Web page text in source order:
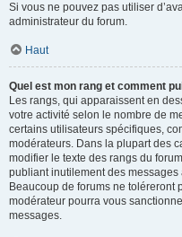
Si vous ne pouvez pas utiliser
administrateur du forum.
Haut
Quel est mon rang et comment
Les rangs, qui apparaissent en
votre activité selon le nombre de
certains utilisateurs spécifiques,
modérateurs. Dans la plupart des
modifier le texte des rangs du
publiant inutilement des messages
Beaucoup de forums ne toléreront
modérateur pourra vous
messages.